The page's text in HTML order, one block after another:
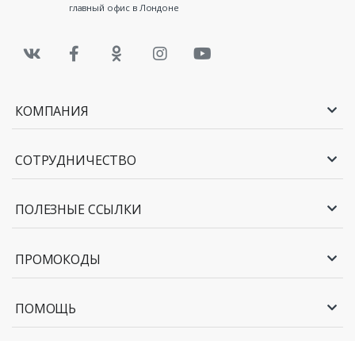
главный офис в Лондоне
КОМПАНИЯ
СОТРУДНИЧЕСТВО
ПОЛЕЗНЫЕ ССЫЛКИ
ПРОМОКОДЫ
ПОМОЩЬ